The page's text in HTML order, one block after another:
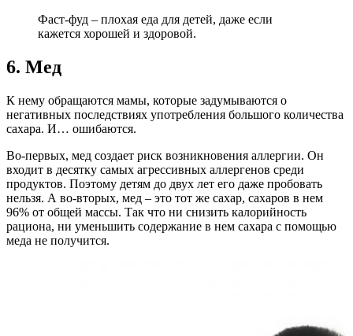
Фаст-фуд – плохая еда для детей, даже если
кажется хорошей и здоровой.
6. Мед
К нему обращаются мамы, которые задумываются о
негативных последствиях употребления большого количества
сахара. И… ошибаются.
Во-первых, мед создает риск возникновения аллергии. Он
входит в десятку самых агрессивных аллергенов среди
продуктов. Поэтому детям до двух лет его даже пробовать
нельзя. А во-вторых, мед – это тот же сахар, сахаров в нем
96% от общей массы. Так что ни снизить калорийность
рациона, ни уменьшить содержание в нем сахара с помощью
меда не получится.